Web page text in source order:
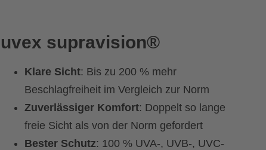
uvex supravision®
Klare Sicht: Bis zu 200 % mehr
Beschlagfreiheit im Vergleich zur Norm
Zuverlässiger Komfort: Doppelt so lange
freie Sicht als von der Norm gefordert
Bester Schutz: 100 % UVA-, UVB-, UVC-